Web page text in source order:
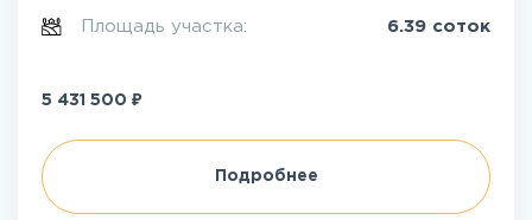
Площадь участка: 6.39 соток
5 431 500 ₽
Подробнее